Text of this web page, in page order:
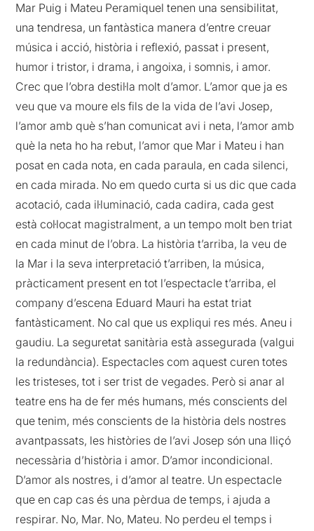
Mar Puig i Mateu Peramiquel tenen una sensibilitat,
una tendresa, un fantàstica manera d’entre creuar
música i acció, història i reflexió, passat i present,
humor i tristor, i drama, i angoixa, i somnis, i amor.
Crec que l’obra destil·la molt d’amor. L’amor que ja es
veu que va moure els fils de la vida de l’avi Josep,
l’amor amb què s’han comunicat avi i neta, l’amor amb
què la neta ho ha rebut, l’amor que Mar i Mateu i han
posat en cada nota, en cada paraula, en cada silenci,
en cada mirada. No em quedo curta si us dic que cada
acotació, cada il·luminació, cada cadira, cada gest
està col·locat magistralment, a un tempo molt ben triat
en cada minut de l’obra. La història t’arriba, la veu de
la Mar i la seva interpretació t’arriben, la música,
pràcticament present en tot l’espectacle t’arriba, el
company d’escena Eduard Mauri ha estat triat
fantàsticament. No cal que us expliqui res més. Aneu i
gaudiu. La seguretat sanitària està assegurada (valgui
la redundància). Espectacles com aquest curen totes
les tristeses, tot i ser trist de vegades. Però si anar al
teatre ens ha de fer més humans, més conscients del
que tenim, més conscients de la història dels nostres
avantpassats, les històries de l’avi Josep són una lliçó
necessària d’història i amor. D’amor incondicional.
D’amor als nostres, i d’amor al teatre. Un espectacle
que en cap cas és una pèrdua de temps, i ajuda a
respirar. No, Mar. No, Mateu. No perdeu el temps i